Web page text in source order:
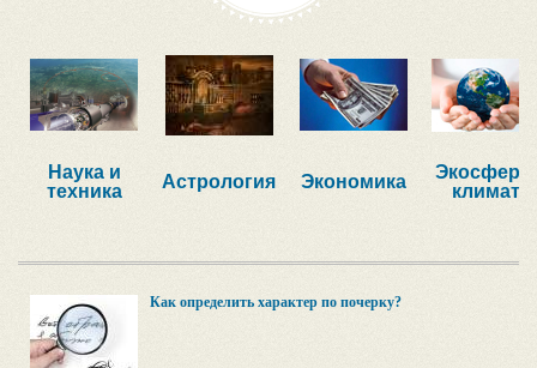
Наука и
техника
Астрология Экономика
Экосфера,
климат
Как определить характер по почерку?